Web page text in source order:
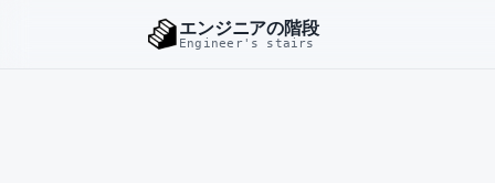
エンジニアの階段
Engineer's stairs